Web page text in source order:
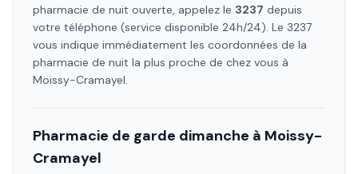
pharmacie de nuit ouverte, appelez le 3237 depuis
votre téléphone (service disponible 24h/24). Le 3237
vous indique immédiatement les coordonnées de la
pharmacie de nuit la plus proche de chez vous à
Moissy-Cramayel.
Pharmacie de garde dimanche à Moissy-
Cramayel